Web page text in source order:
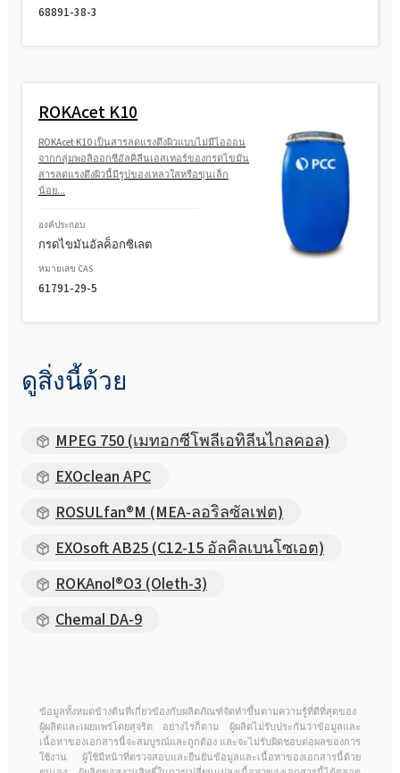
68891-38-3
ROKAcet K10
ROKAcet K10 เป็นสารลดแรงตึงผิวแบบไม่มีไอออน
จากกลุ่มพอลิออกซีอัลคิลีนเอสเทอร์ของกรดไขมัน
สารลดแรงตึงผิวนี้มีรูปของเหลวใสหรือขุ่นเล็ก
น้อย...
องค์ประกอบ
กรดไขมันอัลค็อกซิเลต
หมายเลข CAS
61791-29-5
ดูสิ่งนี้ด้วย
MPEG 750 (เมทอกซีโพลีเอทิลีนไกลคอล)
EXOclean APC
ROSULfan®M (MEA-ลอริลซัลเฟต)
EXOsoft AB25 (C12-15 อัลคิลเบนโซเอต)
ROKAnol®O3 (Oleth-3)
Chemal DA-9
ข้อมูลทั้งหมดข้างต้นที่เกี่ยวข้องกับผลิตภัณฑ์จัดทำขึ้นตามความรู้ที่ดีที่สุดของ
ผู้ผลิตและเผยแพร่โดยสุจริต อย่างไรก็ตาม ผู้ผลิตไม่รับประกันว่าข้อมูลและ
เนื้อหาของเอกสารนี้จะสมบูรณ์และถูกต้อง และจะไม่รับผิดชอบต่อผลของการ
ใช้งาน ผู้ใช้มีหน้าที่ตรวจสอบและยืนยันข้อมูลและเนื้อหาของเอกสารนี้ด้วย